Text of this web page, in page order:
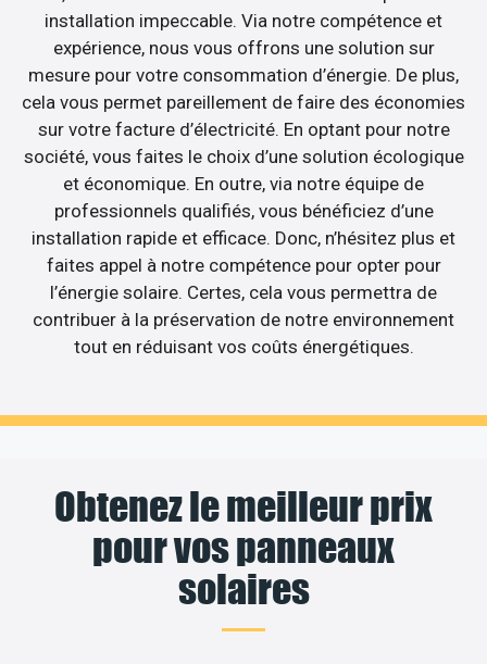
installation impeccable. Via notre compétence et
expérience, nous vous offrons une solution sur
mesure pour votre consommation d’énergie. De plus,
cela vous permet pareillement de faire des économies
sur votre facture d’électricité. En optant pour notre
société, vous faites le choix d’une solution écologique
et économique. En outre, via notre équipe de
professionnels qualifiés, vous bénéficiez d’une
installation rapide et efficace. Donc, n’hésitez plus et
faites appel à notre compétence pour opter pour
l’énergie solaire. Certes, cela vous permettra de
contribuer à la préservation de notre environnement
tout en réduisant vos coûts énergétiques.
Obtenez le meilleur prix
pour vos panneaux
solaires